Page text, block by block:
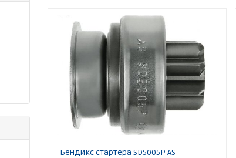
Бендикс стартера SD5005P AS